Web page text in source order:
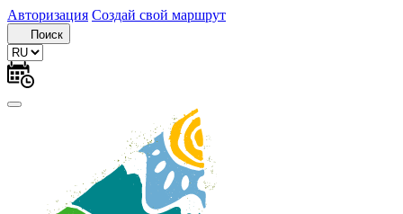
Авторизация Создай свой маршрут
Поиск